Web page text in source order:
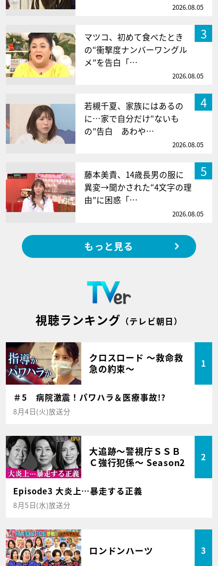
2026.08.05
3
マツコ、初めて食べたとき
の“衝撃度ナンバーワングル
メ”を告白「…
2026.08.05
4
若槻千夏、家族にはあるの
に…家で自分だけ“ないも
の”告白 あわや…
2026.08.05
5
藤本美貴、14歳長男の服に
異変→聞かされた“4文字の理
由”に困惑「…
2026.08.05
もっと見る
視聴ランキング （テレビ朝日）
クロスロード ～救命救
急の約束～
1
＃5 病院激震！パワハラ＆医療事故!?
8月4日(火)放送分
大追跡～警視庁ＳＳＢ
Ｃ強行犯係～ Season2
2
Episode3 大炎上…暴走する正義
8月5日(水)放送分
ロンドンハーツ 3